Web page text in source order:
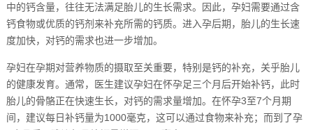
中的钙含量，往往无法满足胎儿的生长需求。因此，孕妇需要通过含
钙食物或优质的钙剂来补充所需的钙质。进入孕后期，胎儿的生长速
度加快，对钙的需求也进一步增加。
孕妇在孕期对营养物质的摄取至关重要，特别是钙的补充，关乎胎儿
的健康发育。通常，医生建议孕妇在怀孕足三个月后开始补钙，此时
胎儿的骨骼正在快速生长，对钙的需求量增加。在怀孕3至7个月期
间，建议每日补钙量为1000毫克，这可以通过食物来补充；而到了孕